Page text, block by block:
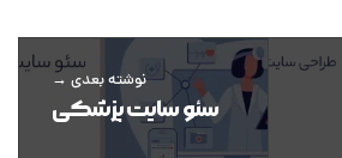
نوشته بعدی
سئو سایت پزشکی